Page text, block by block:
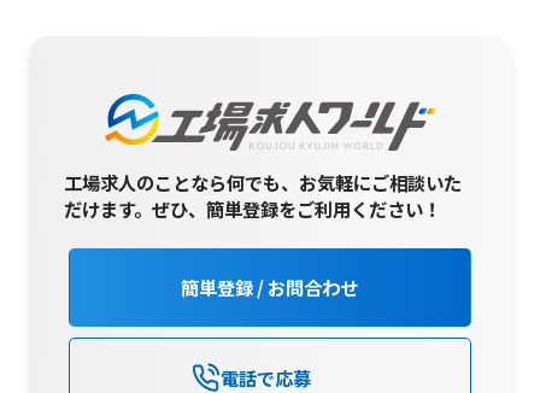
工場求人のことなら何でも、お気軽にご相談いた
だけます。ぜひ、簡単登録をご利用ください！
簡単登録 / お問合わせ
電話で応募